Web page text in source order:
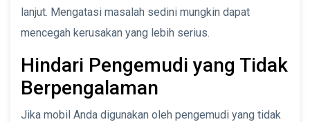
lanjut. Mengatasi masalah sedini mungkin dapat
mencegah kerusakan yang lebih serius.
Hindari Pengemudi yang Tidak
Berpengalaman
Jika mobil Anda digunakan oleh pengemudi yang tidak